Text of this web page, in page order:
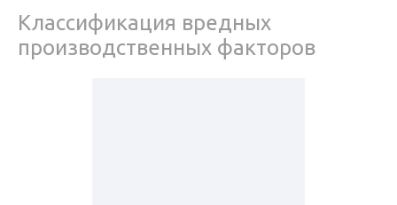
Классификация вредных
производственных факторов